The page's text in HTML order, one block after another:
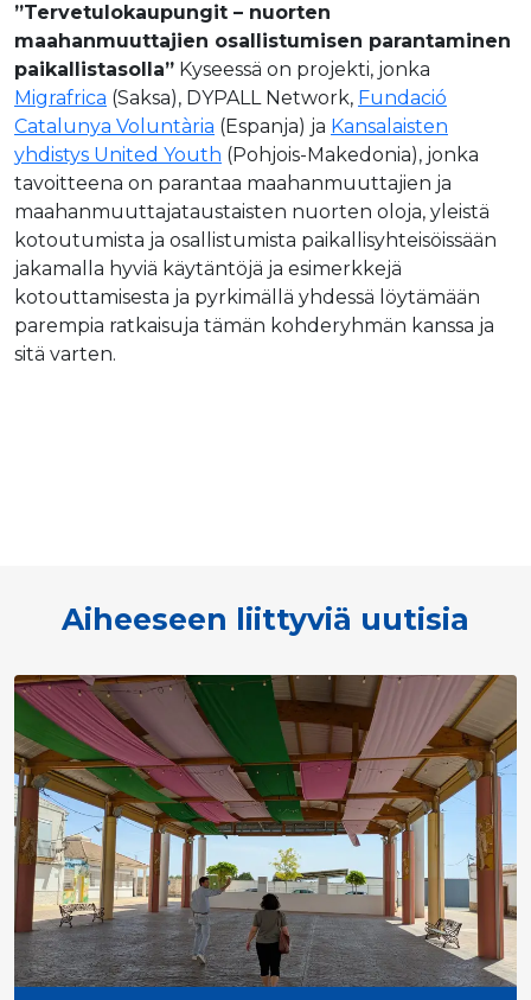
”Tervetulokaupungit – nuorten
maahanmuuttajien osallistumisen parantaminen
paikallistasolla” Kyseessä on projekti, jonka
Migrafrica (Saksa), DYPALL Network, Fundació
Catalunya Voluntària (Espanja) ja Kansalaisten
yhdistys United Youth (Pohjois-Makedonia), jonka
tavoitteena on parantaa maahanmuuttajien ja
maahanmuuttajataustaisten nuorten oloja, yleistä
kotoutumista ja osallistumista paikallisyhteisöissään
jakamalla hyviä käytäntöjä ja esimerkkejä
kotouttamisesta ja pyrkimällä yhdessä löytämään
parempia ratkaisuja tämän kohderyhmän kanssa ja
sitä varten.
Aiheeseen liittyviä uutisia